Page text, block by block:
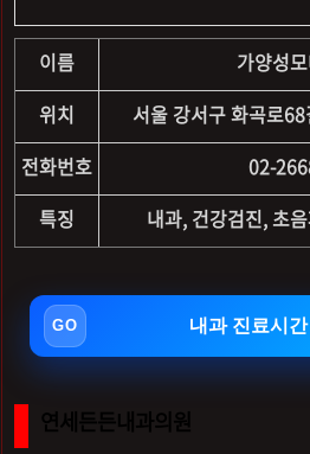
이름
가양성
위치
서울 강서구 화곡로
전화번호
02-
특징
내과, 건강검진, 초
내과 진료시간
연세든든내과의원